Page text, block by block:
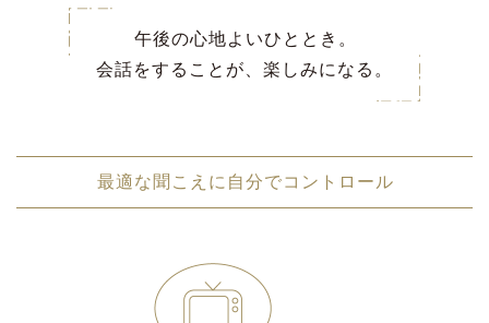
午後の心地よいひととき。
会話をすることが、楽しみになる。
最適な聞こえに自分でコントロール